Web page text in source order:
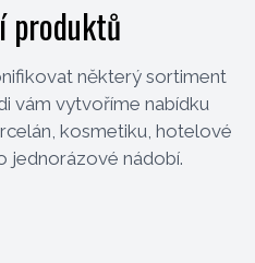
produktů
některý sortiment
vám vytvoříme nabídku
kosmetiku, hotelové
jednorázové nádobí.